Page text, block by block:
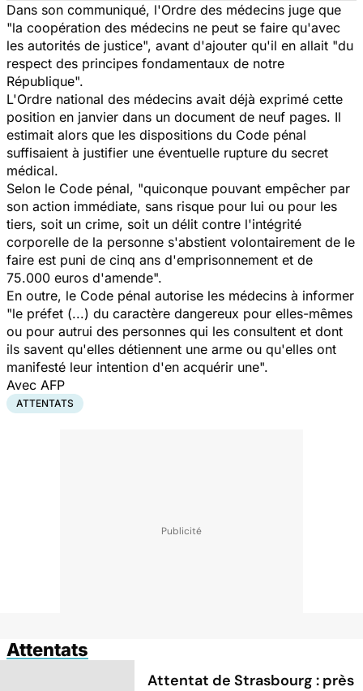
Dans son communiqué, l'Ordre des médecins juge que
"la coopération des médecins ne peut se faire qu'avec
les autorités de justice", avant d'ajouter qu'il en allait "du
respect des principes fondamentaux de notre
République".
L'Ordre national des médecins avait déjà exprimé cette
position en janvier dans un document de neuf pages. Il
estimait alors que les dispositions du Code pénal
suffisaient à justifier une éventuelle rupture du secret
médical.
Selon le Code pénal, "quiconque pouvant empêcher par
son action immédiate, sans risque pour lui ou pour les
tiers, soit un crime, soit un délit contre l'intégrité
corporelle de la personne s'abstient volontairement de le
faire est puni de cinq ans d'emprisonnement et de
75.000 euros d'amende".
En outre, le Code pénal autorise les médecins à informer
"le préfet (...) du caractère dangereux pour elles-mêmes
ou pour autrui des personnes qui les consultent et dont
ils savent qu'elles détiennent une arme ou qu'elles ont
manifesté leur intention d'en acquérir une".
Avec AFP
ATTENTATS
Attentats
Attentat de Strasbourg : près